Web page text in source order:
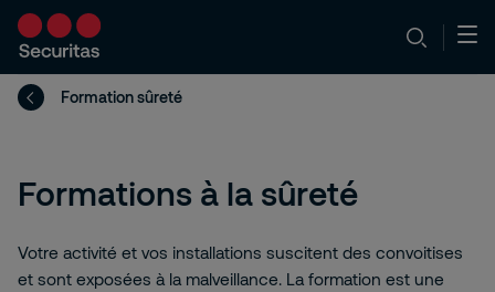
Formation sûreté
Formations à la sûreté
Votre activité et vos installations suscitent des convoitises
et sont exposées à la malveillance. La formation est une